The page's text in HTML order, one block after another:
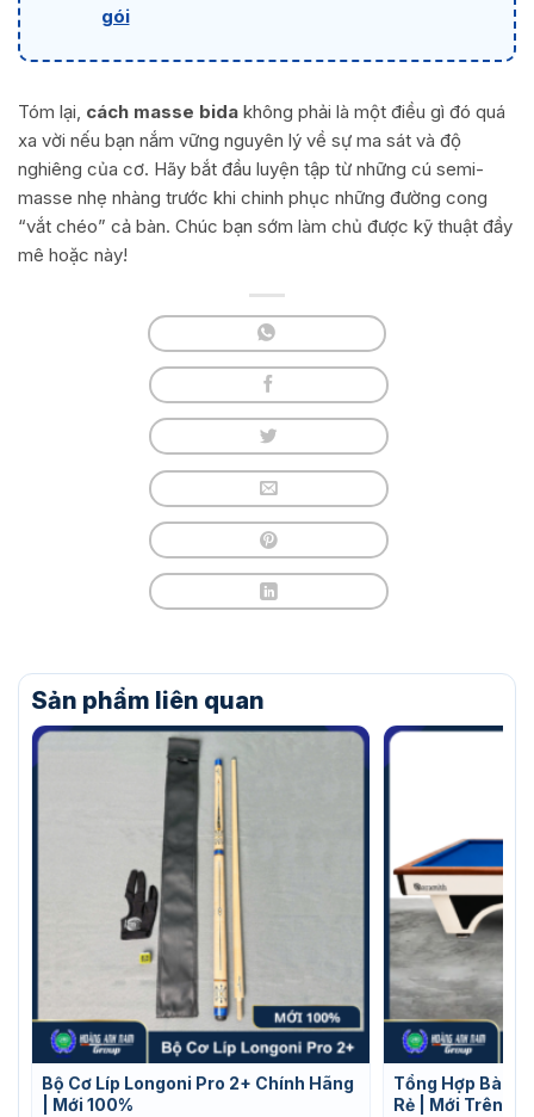
gói
Tóm lại, cách masse bida không phải là một điều gì đó quá
xa vời nếu bạn nắm vững nguyên lý về sự ma sát và độ
nghiêng của cơ. Hãy bắt đầu luyện tập từ những cú semi-
masse nhẹ nhàng trước khi chinh phục những đường cong
“vắt chéo” cả bàn. Chúc bạn sớm làm chủ được kỹ thuật đầy
mê hoặc này!
Sản phẩm liên quan
Bộ Cơ Líp Longoni Pro 2+ Chính Hãng
| Mới 100%
Tổng Hợp Bàn
Rẻ | Mới Trên